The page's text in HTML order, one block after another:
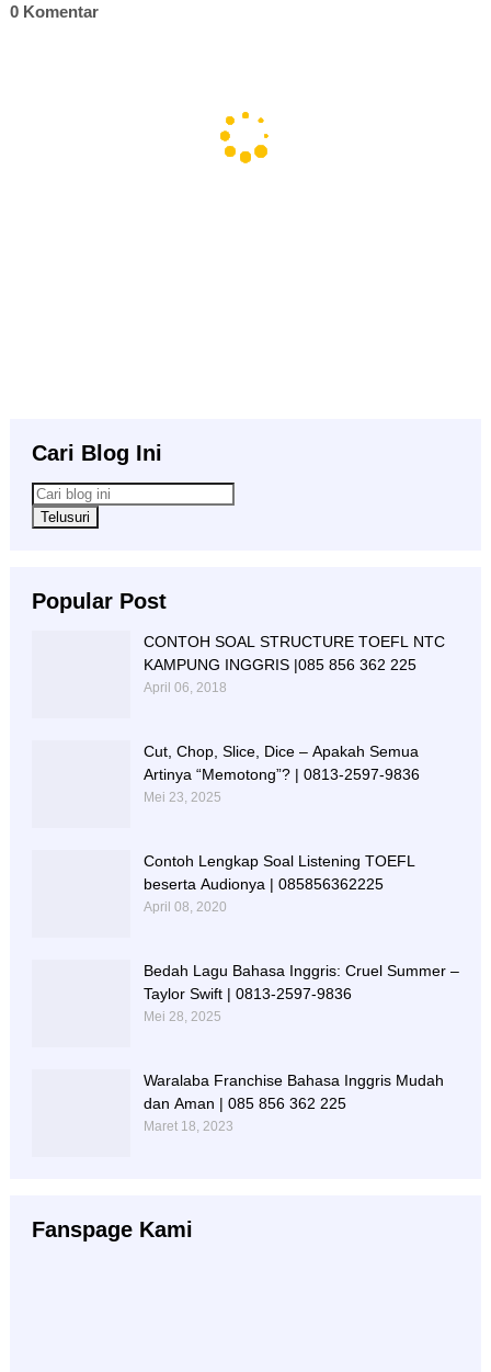
0 Komentar
Cari Blog Ini
Popular Post
CONTOH SOAL STRUCTURE TOEFL NTC
KAMPUNG INGGRIS |085 856 362 225
April 06, 2018
Cut, Chop, Slice, Dice – Apakah Semua
Artinya “Memotong”? | 0813-2597-9836
Mei 23, 2025
Contoh Lengkap Soal Listening TOEFL
beserta Audionya | 085856362225
April 08, 2020
Bedah Lagu Bahasa Inggris: Cruel Summer –
Taylor Swift | 0813-2597-9836
Mei 28, 2025
Waralaba Franchise Bahasa Inggris Mudah
dan Aman | 085 856 362 225
Maret 18, 2023
Fanspage Kami